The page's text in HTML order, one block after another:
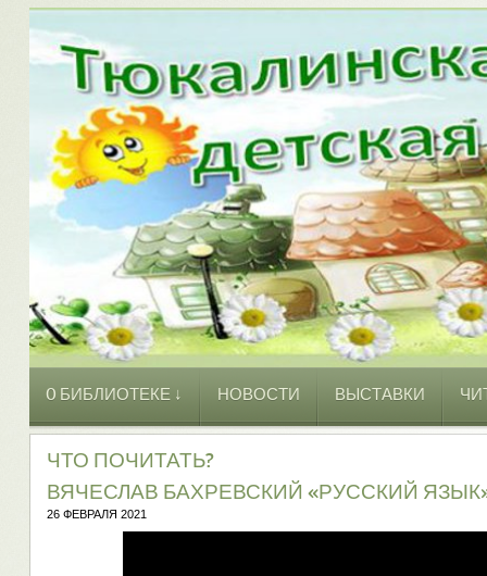
O БИБЛИОТЕКЕ ↓ НОВОСТИ ВЫСТАВКИ
ЧТО ПОЧИТАТЬ?
ВЯЧЕСЛАВ БАХРЕВСКИЙ «РУССКИЙ
26 ФЕВРАЛЯ 2021